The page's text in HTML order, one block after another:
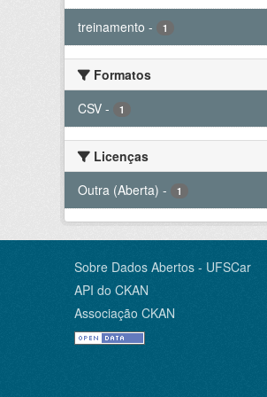
treinamento - 1
Formatos
CSV - 1
Licenças
Outra (Aberta) - 1
Sobre Dados Abertos - UFSCar
API do CKAN
Associação CKAN